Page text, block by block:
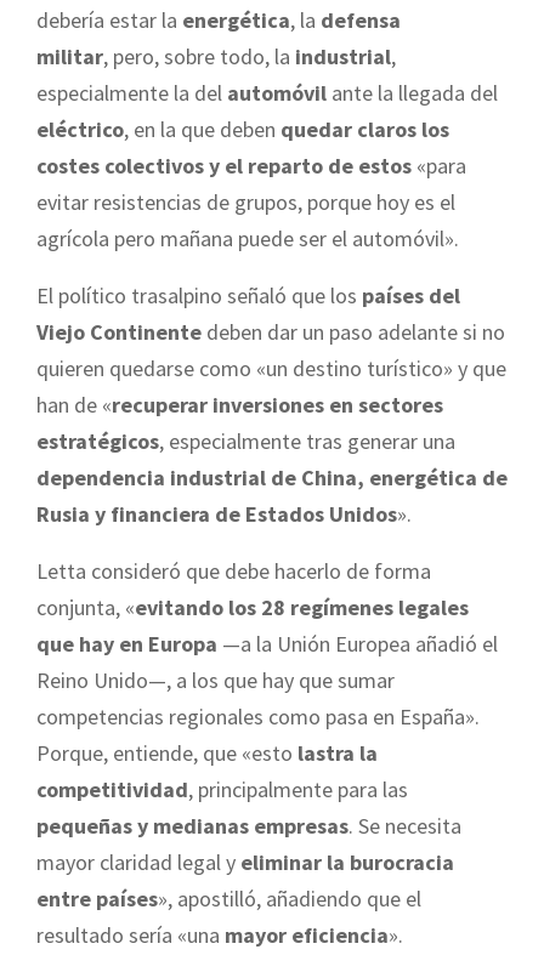
debería estar la energética, la defensa
militar, pero, sobre todo, la industrial,
especialmente la del automóvil ante la llegada del
eléctrico, en la que deben quedar claros los
costes colectivos y el reparto de estos «para
evitar resistencias de grupos, porque hoy es el
agrícola pero mañana puede ser el automóvil».
El político trasalpino señaló que los países del
Viejo Continente deben dar un paso adelante si no
quieren quedarse como «un destino turístico» y que
han de «recuperar inversiones en sectores
estratégicos, especialmente tras generar una
dependencia industrial de China, energética de
Rusia y financiera de Estados Unidos».
Letta consideró que debe hacerlo de forma
conjunta, «evitando los 28 regímenes legales
que hay en Europa —a la Unión Europea añadió el
Reino Unido—, a los que hay que sumar
competencias regionales como pasa en España».
Porque, entiende, que «esto lastra la
competitividad, principalmente para las
pequeñas y medianas empresas. Se necesita
mayor claridad legal y eliminar la burocracia
entre países», apostilló, añadiendo que el
resultado sería «una mayor eficiencia».